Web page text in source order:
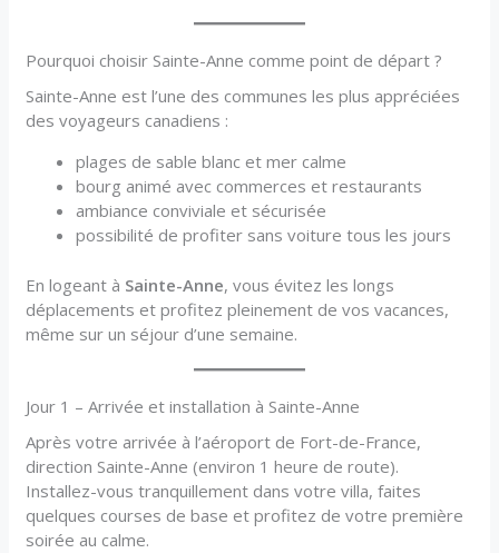
Pourquoi choisir Sainte-Anne comme point de départ ?
Sainte-Anne est l’une des communes les plus appréciées
des voyageurs canadiens :
plages de sable blanc et mer calme
bourg animé avec commerces et restaurants
ambiance conviviale et sécurisée
possibilité de profiter sans voiture tous les jours
En logeant à Sainte-Anne, vous évitez les longs
déplacements et profitez pleinement de vos vacances,
même sur un séjour d’une semaine.
Jour 1 – Arrivée et installation à Sainte-Anne
Après votre arrivée à l’aéroport de Fort-de-France,
direction Sainte-Anne (environ 1 heure de route).
Installez-vous tranquillement dans votre villa, faites
quelques courses de base et profitez de votre première
soirée au calme.